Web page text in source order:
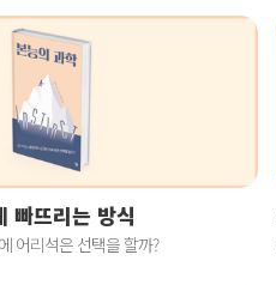
빠뜨리는 방식
어리석은 선택을 할까?